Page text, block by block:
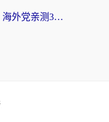
雷神手游和柠檬鲸好用吗？海外党亲测3款回国加速器，教你避开破解VPN坑